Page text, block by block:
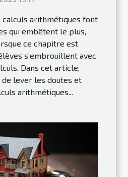
calculs arithmétiques font
qui embêtent le plus,
ce chapitre est
s’embrouillent avec
Dans cet article,
de lever les doutes et
arithmétiques...